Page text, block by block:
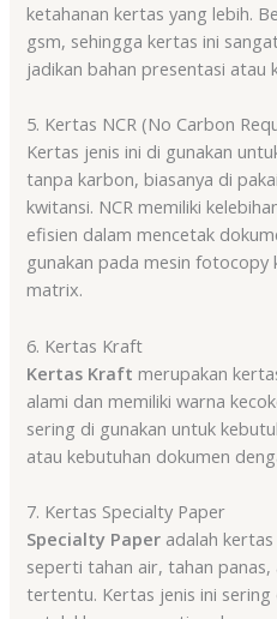
ketahanan kertas yang lebih.
gsm, sehingga kertas ini
jadikan bahan presentasi atau
5. Kertas NCR (No Carbon
Kertas jenis ini di gunakan
tanpa karbon, biasanya di
kwitansi. NCR memiliki
efisien dalam mencetak
gunakan pada mesin
matrix.
6. Kertas Kraft
Kertas Kraft merupakan
alami dan memiliki warna
sering di gunakan untuk
atau kebutuhan dokumen
7. Kertas Specialty Paper
Specialty Paper adalah
seperti tahan air, tahan
tertentu. Kertas jenis ini